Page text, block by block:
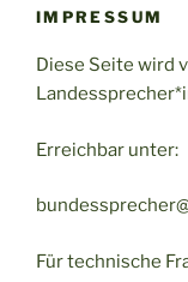
IMPRESSUM
Diese Seite wird
Erreichbar unter:
Für technische